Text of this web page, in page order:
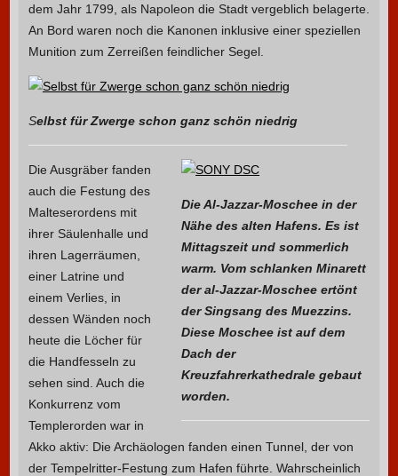
dem Jahr 1799, als Napoleon die Stadt vergeblich belagerte.
An Bord waren noch die Kanonen inklusive einer speziellen
Munition zum Zerreißen feindlicher Segel.
Selbst für Zwerge schon ganz schön niedrig
Die Al-Jazzar-Moschee in der
Nähe des alten Hafens. Es ist
Mittagszeit und sommerlich
warm. Vom schlanken Minarett
der al-Jazzar-Moschee ertönt
der Singsang des Muezzins.
Diese Moschee ist auf dem
Dach der
Kreuzfahrerkathedrale gebaut
worden.
Die Ausgräber fanden
auch die Festung des
Malteserordens mit
ihrer Säulenhalle und
ihren Lagerräumen,
einer Latrine und
einem Verlies, in
dessen Wänden noch
heute die Löcher für
die Handfesseln zu
sehen sind. Auch die
Konkurrenz vom
Templerorden war in
Akko aktiv: Die Archäologen fanden einen Tunnel, der von
der Tempelritter-Festung zum Hafen führte. Wahrscheinlich